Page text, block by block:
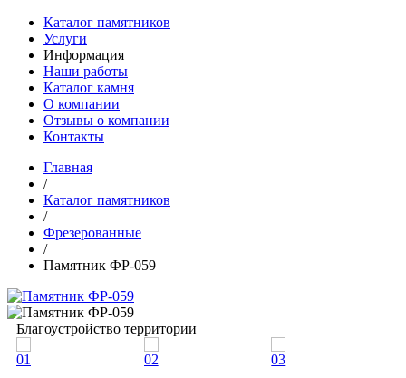
Каталог памятников
Услуги
Информация
Наши работы
Каталог камня
О компании
Отзывы о компании
Контакты
Главная
/
Каталог памятников
/
Фрезерованные
/
Памятник ФР-059
Благоустройство территории
01
02 03